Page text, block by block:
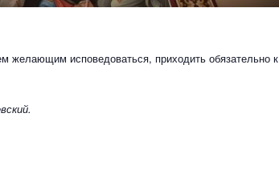
желающим исповедоваться, приходить обязательно к